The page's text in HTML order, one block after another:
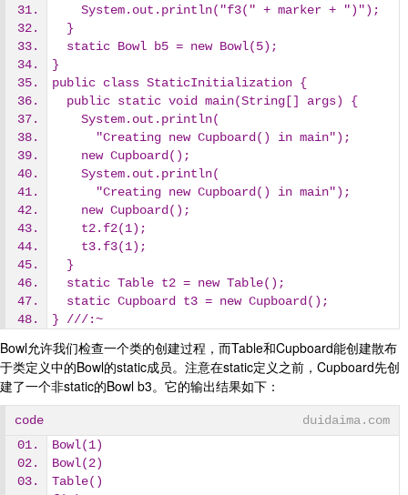
    System.out.println("f3(" + marker + ")");
  }
  static Bowl b5 = new Bowl(5);
}
public class StaticInitialization {
  public static void main(String[] args) {
    System.out.println(
      "Creating new Cupboard() in main");
    new Cupboard();
    System.out.println(
      "Creating new Cupboard() in main");
    new Cupboard();
    t2.f2(1);
    t3.f3(1);
  }
  static Table t2 = new Table();
  static Cupboard t3 = new Cupboard();
} ///:~
Bowl允许我们检查一个类的创建过程，而Table和Cupboard能创建散布
于类定义中的Bowl的static成员。注意在static定义之前，Cupboard先创
建了一个非static的Bowl b3。它的输出结果如下：
code
duidaima.com
Bowl(1)
Bowl(2)
Table()